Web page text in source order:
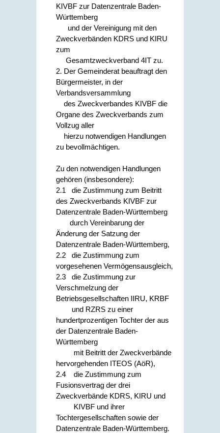
KIVBF zur Datenzentrale Baden-
Württemberg
und der Vereinigung mit den
Zweckverbänden KDRS und KIRU
zum
Gesamtzweckverband 4IT zu.
2. Der Gemeinderat beauftragt den
Bürgermeister, in der
Verbandsversammlung
des Zweckverbandes KIVBF die
Organe des Zweckverbands zum
Vollzug aller
hierzu notwendigen Handlungen
zu bevollmächtigen.
Zu den notwendigen Handlungen
gehören (insbesondere):
2.1 die Zustimmung zum Beitritt
des Zweckverbands KIVBF zur
Datenzentrale Baden-Württemberg
durch Vereinbarung der
Änderung der Satzung der
Datenzentrale Baden-Württemberg,
2.2 die Zustimmung zum
vorgesehenen Vermögensausgleich,
2.3 die Zustimmung zur
Verschmelzung der
Betriebsgesellschaften IIRU, KRBF
und RZRS zu einer
hundertprozentigen Tochter der aus
der Datenzentrale Baden-
Württemberg
mit Beitritt der Zweckverbände
hervorgehenden ITEOS (AöR),
2.4 die Zustimmung zum
Fusionsvertrag der drei
Zweckverbände KDRS, KIRU und
KIVBF und ihrer
Tochtergesellschaften sowie der
Datenzentrale Baden-Württemberg.